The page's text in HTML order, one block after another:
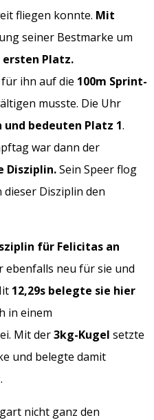
fliegen konnte. Mit
seiner Bestmarke um
Platz.
ihn auf die 100m Sprint-
musste. Die Uhr
und bedeuten Platz 1.
war dann der
Disziplin.Sein Speer flog
Disziplin den
für Felicitas an
ebenfalls neu für sie und
12,29s belegte sie hier
in einem
Mit der3kg-Kugel setzte
und belegte damit
.
nicht ganz den